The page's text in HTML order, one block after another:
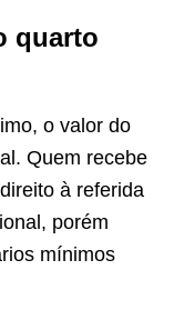
quarto
o valor do
Quem recebe
à referida
porém
mínimos